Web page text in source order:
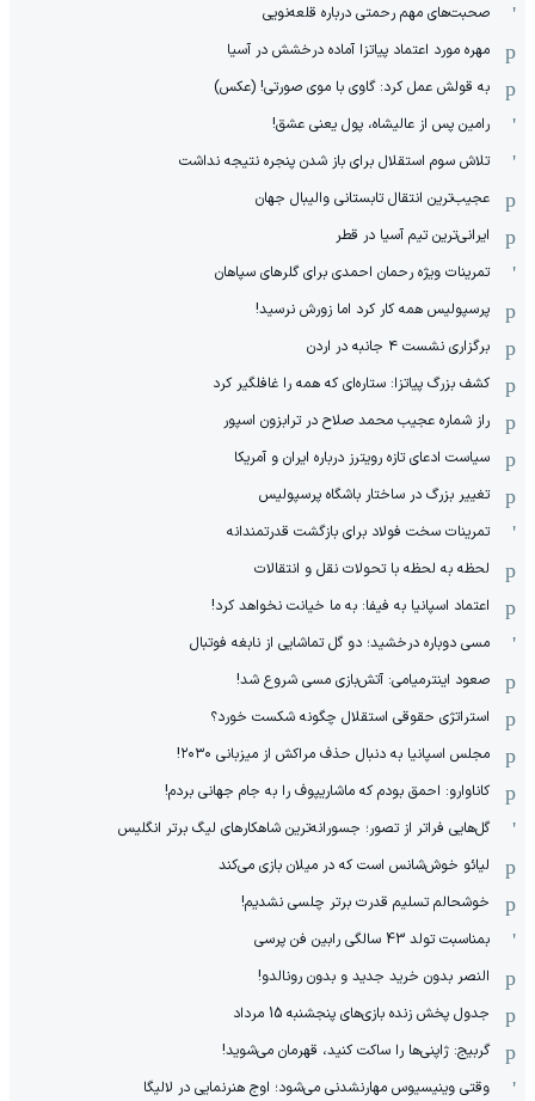
صحبت‌های مهم رحمتی درباره قلعه‌نویی
مهره مورد اعتماد پیاتزا آماده درخشش در آسیا
به قولش عمل کرد: گاوی با موی صورتی! (عکس)
رامین پس از عالیشاه، پول یعنی عشق!
تلاش سوم استقلال برای باز شدن پنجره نتیجه نداشت
عجیب‌ترین انتقال تابستانی والیبال جهان
ایرانی‌ترین تیم آسیا در قطر
تمرینات ویژه رحمان احمدی برای گلرهای سپاهان
پرسپولیس همه کار کرد اما زورش نرسید!
برگزاری نشست ۴ جانبه در اردن
کشف بزرگ پیاتزا: ستاره‌ای که همه را غافلگیر کرد
راز شماره عجیب محمد صلاح در ترابزون اسپور
سیاست ادعای تازه رویترز درباره ایران و آمریکا
تغییر بزرگ در ساختار باشگاه پرسپولیس
تمرینات سخت فولاد برای بازگشت قدرتمندانه
لحظه به لحظه با تحولات نقل و انتقالات
اعتماد اسپانیا به فیفا: به ما خیانت نخواهد کرد!
مسی دوباره درخشید؛ دو گل تماشایی از نابغه فوتبال
صعود اینترمیامی: آتش‌بازی مسی شروع شد!
استراتژی حقوقی استقلال چگونه شکست خورد؟
مجلس اسپانیا به دنبال حذف مراکش از میزبانی ۲۰۳۰!
کاناوارو: احمق بودم که ماشاریپوف را به جام جهانی بردم!
گل‌هایی فراتر از تصور؛ جسورانه‌ترین شاهکارهای لیگ برتر انگلیس
لیائو خوش‌شانس است که در میلان بازی می‌کند
خوشحالم تسلیم قدرت برتر چلسی نشدیم!
بمناسبت تولد 43 سالگی رابین فن پرسی
النصر بدون خرید جدید و بدون رونالدو!
جدول پخش زنده بازی‌های پنجشنبه 15 مرداد
گربیج: ژاپنی‌ها را ساکت کنید، قهرمان می‌شوید!
وقتی وینیسیوس مهارنشدنی می‌شود؛ اوج هنرنمایی در لالیگا